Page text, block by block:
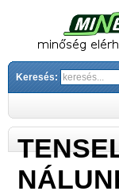
Keresés: